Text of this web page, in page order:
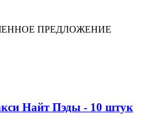
ПРЕДЛОЖЕНИЕ
Найт Пэды - 10 штук